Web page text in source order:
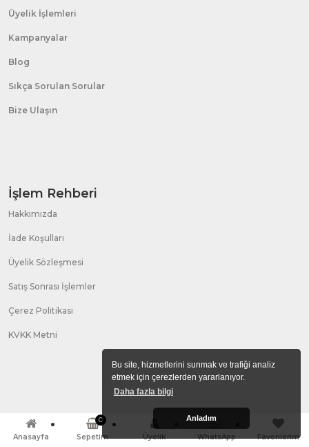
Bu site, hizmetlerini sunmak ve trafiği analiz
etmek için çerezlerden yararlanıyor.
Daha fazla bilgi
Anladım
Üyelik İşlemleri
Kampanyalar
Blog
Sıkça Sorulan Sorular
Bize Ulaşın
İşlem Rehberi
Hakkımızda
İade Koşulları
Üyelik Sözleşmesi
Satış Sonrası İşlemler
Çerez Politikası
KVKK Metni
Anasayfa Sepetim
0
Üyelik
WhatsApp Favorilerim